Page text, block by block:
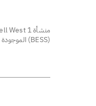
(BESS) الموجودة في الولايات المتحدة.